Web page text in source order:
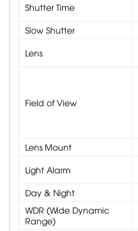
Shutter Time
Slow Shutter
Lens
Field of View
Lens Mount
Light Alarm
Day & Night
WDR (Wide Dynamic
Range)